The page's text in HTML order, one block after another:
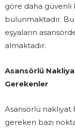
göre daha güvenli
bulunmaktadır. Bu
eşyaların
almaktadır.
Asansörlü
Gerekenler
Asansörlü nakliyat
gereken bazı